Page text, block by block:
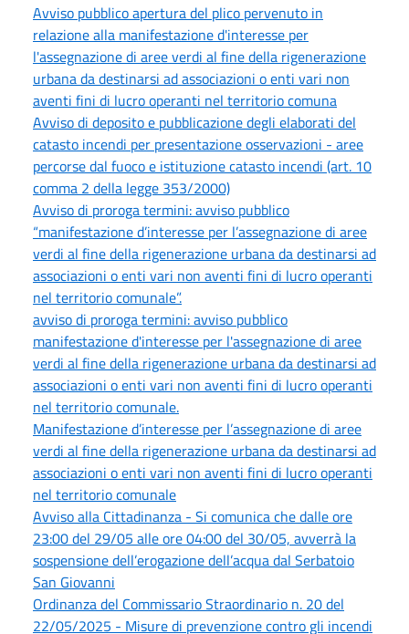
Avviso pubblico apertura del plico pervenuto in
relazione alla manifestazione d'interesse per
l'assegnazione di aree verdi al fine della rigenerazione
urbana da destinarsi ad associazioni o enti vari non
aventi fini di lucro operanti nel territorio comuna
Avviso di deposito e pubblicazione degli elaborati del
catasto incendi per presentazione osservazioni - aree
percorse dal fuoco e istituzione catasto incendi (art. 10
comma 2 della legge 353/2000)
Avviso di proroga termini: avviso pubblico
“manifestazione d’interesse per l’assegnazione di aree
verdi al fine della rigenerazione urbana da destinarsi ad
associazioni o enti vari non aventi fini di lucro operanti
nel territorio comunale”.
avviso di proroga termini: avviso pubblico
manifestazione d'interesse per l'assegnazione di aree
verdi al fine della rigenerazione urbana da destinarsi ad
associazioni o enti vari non aventi fini di lucro operanti
nel territorio comunale.
Manifestazione d’interesse per l’assegnazione di aree
verdi al fine della rigenerazione urbana da destinarsi ad
associazioni o enti vari non aventi fini di lucro operanti
nel territorio comunale
Avviso alla Cittadinanza - Si comunica che dalle ore
23:00 del 29/05 alle ore 04:00 del 30/05, avverrà la
sospensione dell’erogazione dell’acqua dal Serbatoio
San Giovanni
Ordinanza del Commissario Straordinario n. 20 del
22/05/2025 - Misure di prevenzione contro gli incendi